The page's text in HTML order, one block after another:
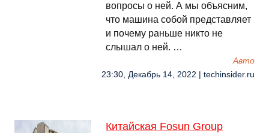
вопросы о ней. А мы объясним,
что машина собой представляет
и почему раньше никто не
слышал о ней. …
Авто
23:30, Декабрь 14, 2022 | techinsider.ru
Китайская Fosun Group